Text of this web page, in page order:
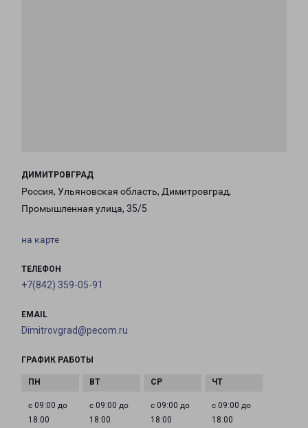
ДИМИТРОВГРАД
Россия, Ульяновская область, Димитровград,
Промышленная улица, 35/5
на карте
ТЕЛЕФОН
+7(842) 359-05-91
EMAIL
Dimitrovgrad@pecom.ru
ГРАФИК РАБОТЫ
с 09:00 до
18:00
с 09:00 до
18:00
с 09:00 до
18:00
с 09:00 до
18:00